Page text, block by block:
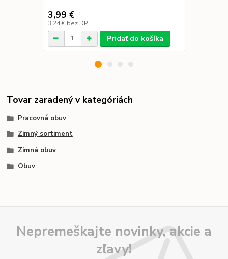
3,99 €
3,24 € bez DPH
Pridať do košíka
Tovar zaradený v kategóriách
Pracovná obuv
Zimný sortiment
Zimná obuv
Obuv
Nepremeškajte novinky, akcie a
zľavy!